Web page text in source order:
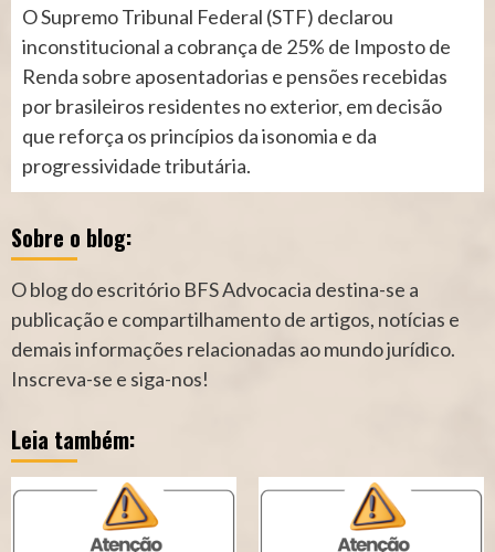
O Supremo Tribunal Federal (STF) declarou
inconstitucional a cobrança de 25% de Imposto de
Renda sobre aposentadorias e pensões recebidas
por brasileiros residentes no exterior, em decisão
que reforça os princípios da isonomia e da
progressividade tributária.
Sobre o blog:
O blog do escritório BFS Advocacia destina-se a
publicação e compartilhamento de artigos, notícias e
demais informações relacionadas ao mundo jurídico.
Inscreva-se e siga-nos!
Leia também: